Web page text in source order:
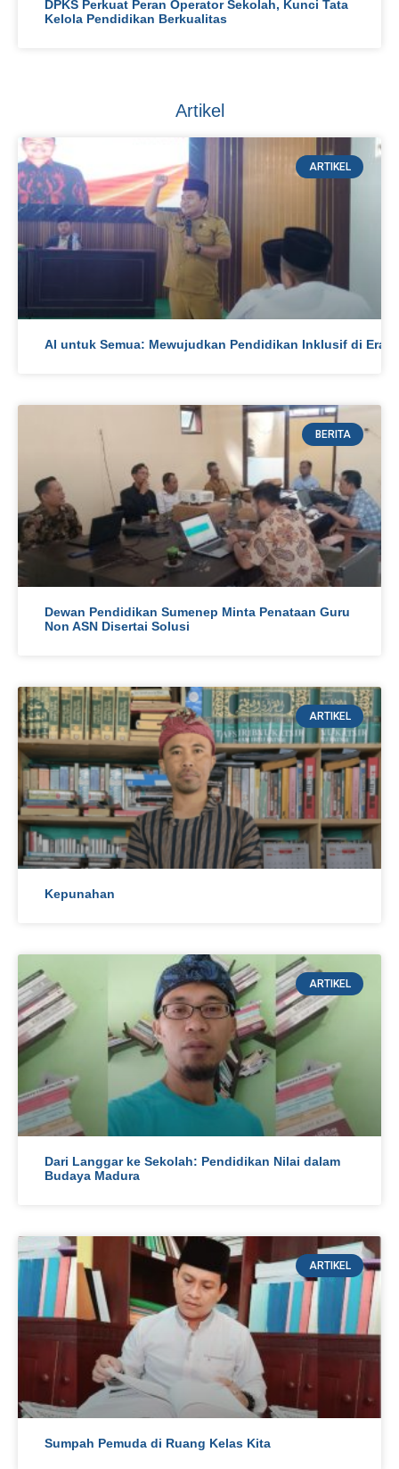
DPKS Perkuat Peran Operator Sekolah, Kunci Tata
Kelola Pendidikan Berkualitas
Artikel
ARTIKEL
AI untuk Semua: Mewujudkan Pendidikan Inklusif di Era
BERITA
Dewan Pendidikan Sumenep Minta Penataan Guru
Non ASN Disertai Solusi
ARTIKEL
Kepunahan
ARTIKEL
Dari Langgar ke Sekolah: Pendidikan Nilai dalam
Budaya Madura
ARTIKEL
Sumpah Pemuda di Ruang Kelas Kita